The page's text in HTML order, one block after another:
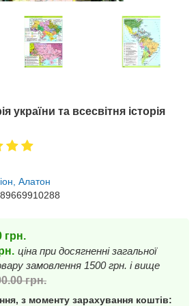
україни та всесвітня історія
Алатон
грн.
ціна при досягненні загальної
замовлення 1500 грн. і вище
грн.
з моменту зарахування коштів: